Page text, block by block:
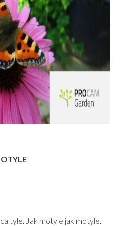
tyle. Jak motyle jak motyle.